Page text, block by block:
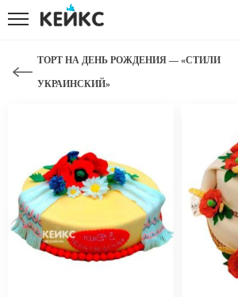
ТОРТ НА ДЕНЬ РОЖДЕНИЯ — «СТИЛИ
УКРАИНСКИЙ»